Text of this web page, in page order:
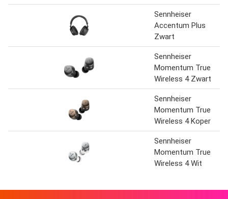
Sennheiser
Accentum Plus
Zwart
Sennheiser
Momentum True
Wireless 4 Zwart
Sennheiser
Momentum True
Wireless 4 Koper
Sennheiser
Momentum True
Wireless 4 Wit